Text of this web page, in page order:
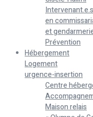
Intervenant.e.s
en
et
Prévention
Hébergement
Logement
urgence-insertion
Centre
Maison relais